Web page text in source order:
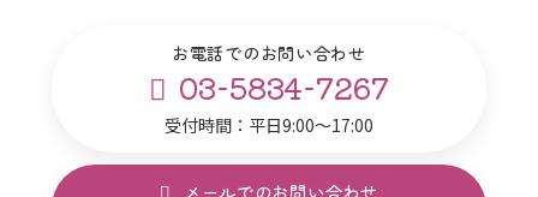
お電話でのお問い合わせ
03-5834-7267
受付時間：平日9:00～17:00
メールでのお問い合わせ